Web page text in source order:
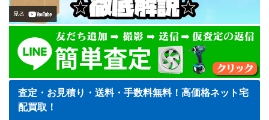
査定・お見積り・送料・手数料無料！高価格ネット宅
配買取！